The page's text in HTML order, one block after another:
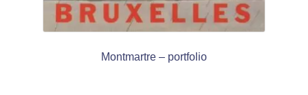
Montmartre – portfolio